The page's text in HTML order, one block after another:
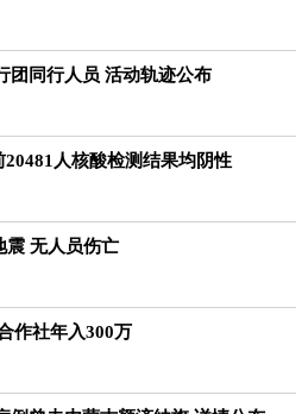
团同行人员 活动轨迹公布
人核酸检测结果均阴性
震 无人员伤亡
作社年入300万